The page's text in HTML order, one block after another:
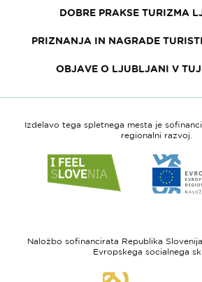
DOBRE PRAKSE TURIZMA
PRIZNANJA IN NAGRADE
OBJAVE O LJUBLJANI V
Izdelavo tega spletnega mesta je
regionalni razvoj.
do
spletne
Slovenia
Naložbo sofinancirata Republika
Evropskega socialnega